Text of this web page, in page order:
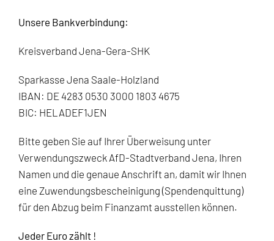
Unsere Bankverbindung:
Kreisverband Jena-Gera-SHK
Sparkasse Jena Saale-Holzland
IBAN: DE 4283 0530 3000 1803 4675
BIC: HELADEF1JEN
Bitte geben Sie auf Ihrer Überweisung unter
Verwendungszweck AfD-Stadtverband Jena, Ihren
Namen und die genaue Anschrift an, damit wir Ihnen
eine Zuwendungsbescheinigung (Spendenquittung)
für den Abzug beim Finanzamt ausstellen können.
Jeder Euro zählt !